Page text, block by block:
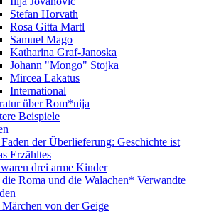
Stefan Horvath
Rosa Gitta Martl
Samuel Mago
Katharina Graf-Janoska
Johann "Mongo" Stojka
Mircea Lakatus
International
über Rom*nija
Beispiele
der Überlieferung: Geschichte ist
Erzähltes
drei arme Kinder
Roma und die Walachen* Verwandte
Märchen von der Geige